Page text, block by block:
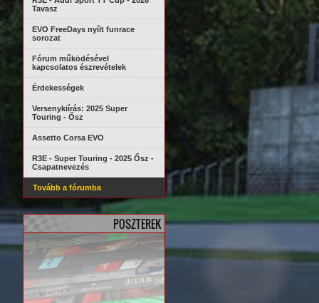
Tavasz
EVO FreeDays nyílt funrace
sorozat
Fórum működésével
kapcsolatos észrevételek
Érdekességek
Versenykiírás: 2025 Super
Touring - Ősz
Assetto Corsa EVO
R3E - Super Touring - 2025 Ősz -
Csapatnevezés
Tovább a fórumba
POSZTEREK